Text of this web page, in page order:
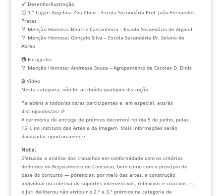
🖌 Desenho/Ilustração
🥇 1.º Lugar: Angelina Zhu Chen – Escola Secundária Prof. João Fernandes
Pratas
🏅 Menção Honrosa: Beatriz Castanheira – Escola Secundária de Arganil
🏅 Menção Honrosa: Gonçalo Silva – Escola Secundária Dr. Solano de
Abreu
📷 Fotografia
🏅 Menção Honrosa: Andressa Souza – Agrupamento de Escolas D. Dinis
🎬 Vídeo
Nesta categoria, não foi atribuída qualquer distinção.
Parabéns a todos/as os/as participantes e, em especial, aos/às
distinguidos/as! 🎉
A cerimónia de entrega de prémios decorrerá no dia 5 de junho, pelas
15H, no Instituto das Artes e da Imagem. Mais informações serão
divulgadas oportunamente.
Nota:
Efetuada a análise dos trabalhos em conformidade com os critérios
definidos no Regulamento do Concurso, bem como com o princípio de
base do concurso — potenciar, por meio das artes, a construção
individual ou coletiva de suportes interventivos, reflexivos e criativos —,
o Júri deliberou não atribuir o 2.º e 3.º prémios na categoria de